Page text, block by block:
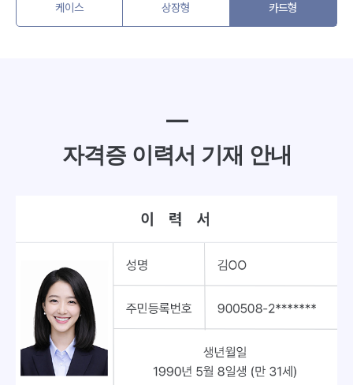
케이스 상장형 카드형
━
자격증 이력서 기재 안내